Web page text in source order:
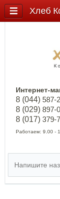
Интернет-
8 (044) 587-
8 (029) 897-
8 (017) 379-
Работаем: 9.00 -
Хлеб